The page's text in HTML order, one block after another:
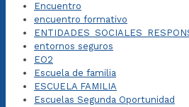
Encuentro
encuentro formativo
entornos seguros
EO2
Escuela de familia
ESCUELA FAMILIA
Escuelas Segunda Oportunidad